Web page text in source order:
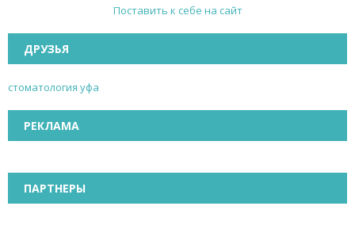
Поставить к себе на сайт
ДРУЗЬЯ
стоматология уфа
РЕКЛАМА
ПАРТНЕРЫ